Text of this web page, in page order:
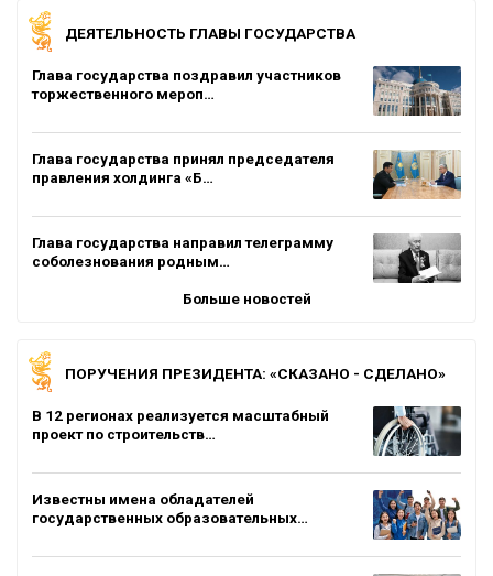
ДЕЯТЕЛЬНОСТЬ ГЛАВЫ ГОСУДАРСТВА
Глава государства поздравил участников
торжественного мероп…
Глава государства принял председателя
правления холдинга «Б…
Глава государства направил телеграмму
соболезнования родным…
Больше новостей
ПОРУЧЕНИЯ ПРЕЗИДЕНТА: «СКАЗАНО - СДЕЛАНО»
В 12 регионах реализуется масштабный
проект по строительств…
Известны имена обладателей
государственных образовательных…